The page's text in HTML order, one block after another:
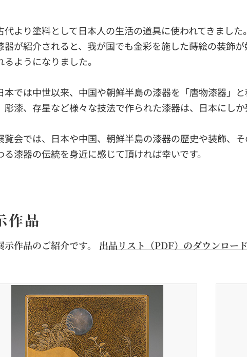
代より塗料として日本人の生活の道具に使われてきまし
器が紹介されると、我が国でも金彩を施した蒔絵の装飾
るようになりました。
本では中世以来、中国や朝鮮半島の漆器を「唐物漆器」
彫漆、存星など様々な技法で作られた漆器は、日本にし
覧会では、日本や中国、朝鮮半島の漆器の歴史や装飾、
る漆器の伝統を身近に感じて頂ければ幸いです。
作品
示作品のご紹介です。 出品リスト（PDF）のダウンロー